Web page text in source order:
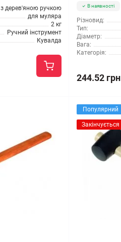
з дерев'яною ручкою
для муляра
2 кг
Ручний інструмент
Кувалда
В наявності
Різновид:
Тип:
Діаметр:
Вага:
Категорія:
244.52 грн
Популярний
Закінчується